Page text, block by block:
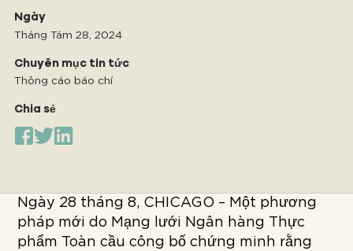
Ngày
Tháng Tám 28, 2024
Chuyên mục tin tức
Thông cáo báo chí
Chia sẻ
Ngày 28 tháng 8, CHICAGO – Một phương
pháp mới do Mạng lưới Ngân hàng Thực
phẩm Toàn cầu công bố chứng minh rằng